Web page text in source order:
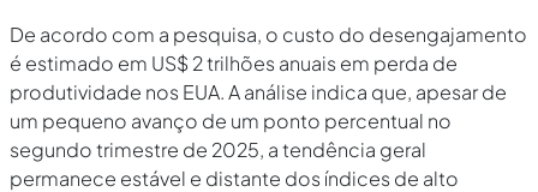
De acordo com a pesquisa, o custo do desengajamento
é estimado em US$ 2 trilhões anuais em perda de
produtividade nos EUA. A análise indica que, apesar de
um pequeno avanço de um ponto percentual no
segundo trimestre de 2025, a tendência geral
permanece estável e distante dos índices de alto